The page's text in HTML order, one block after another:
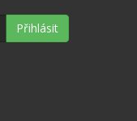
Přihlásit